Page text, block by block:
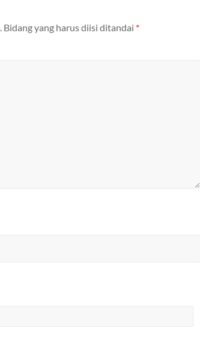
Bidang yang harus diisi ditandai *